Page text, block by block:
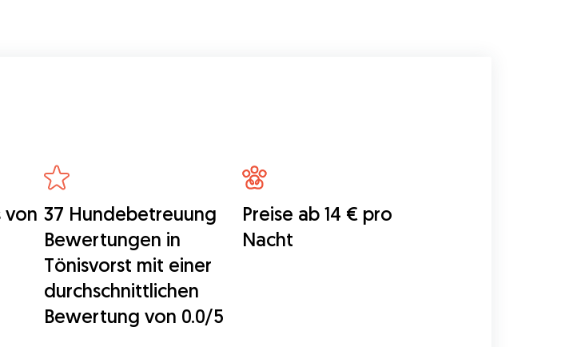
von 37 Hundebetreuung
Bewertungen in
Tönisvorst mit einer
durchschnittlichen
Bewertung von 0.0/5
Preise ab 14 € pro
Nacht